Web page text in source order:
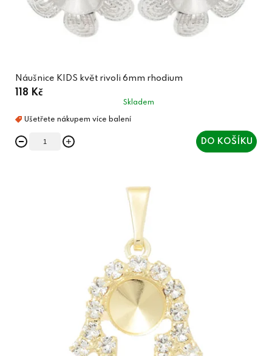
Náušnice KIDS květ rivoli 6mm rhodium
118 Kč
Skladem
DO KOŠÍKU